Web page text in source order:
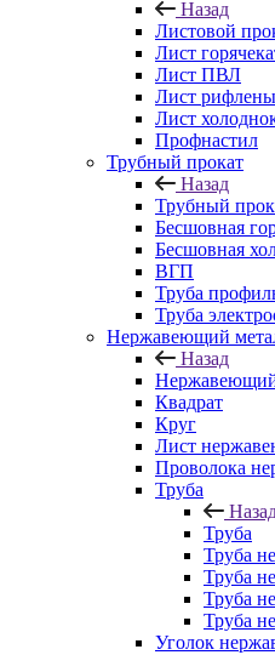
Назад
Листовой
Лист
Лист ПВЛ
Лист
Лист
Профнастил
Трубный прокат
Назад
Трубный
Бесшовная
Бесшовная
ВГП
Труба
Труба
Нержавеющий
Назад
Нержавеющий
Квадрат
Круг
Лист
Проволока
Труба
Труба
Труба
Труба
Труба
Труба
Уголок